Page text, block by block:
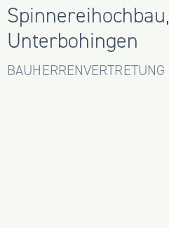
Spinnereihochbau,
Unterbohingen
BAUHERRENVERTRETUNG